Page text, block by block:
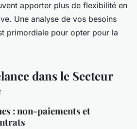
apporter plus de flexibilité en
Une analyse de vos besoins
primordiale pour opter pour la
dans le Secteur
: non-paiements et